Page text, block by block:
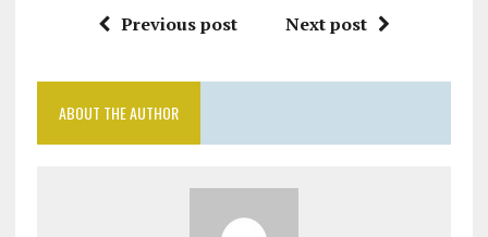
Previous post Next post
ABOUT THE AUTHOR